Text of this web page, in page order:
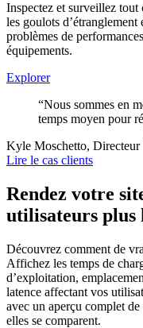
Inspectez et surveillez
les goulots d’étranglement
problèmes de
équipements.
Explorer
“Nous sommes en
temps moyen pour
Kyle Moschetto,
Lire le cas clients
Rendez votre
utilisateurs plus
Découvrez comment de
Affichez les temps de
d’exploitation,
latence affectant vos
avec un aperçu complet
elles se comparent.